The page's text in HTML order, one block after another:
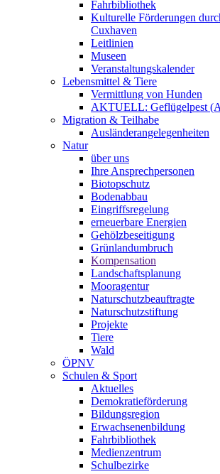
Fahrbibliothek
Kulturelle Förderungen
Cuxhaven
Leitlinien
Museen
Veranstaltungskalender
Lebensmittel & Tiere
Vermittlung von Hunden
AKTUELL: Geflügelpest
Migration & Teilhabe
Ausländerangelegenheiten
Natur
über uns
Ihre Ansprechpersonen
Biotopschutz
Bodenabbau
Eingriffsregelung
erneuerbare Energien
Gehölzbeseitigung
Grünlandumbruch
Kompensation
Landschaftsplanung
Mooragentur
Naturschutzbeauftragte
Naturschutzstiftung
Projekte
Tiere
Wald
ÖPNV
Schulen & Sport
Aktuelles
Demokratieförderung
Bildungsregion
Erwachsenenbildung
Fahrbibliothek
Medienzentrum
Schulbezirke